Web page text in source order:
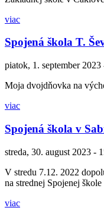
viac
Spojená škola T.
piatok, 1. september 2023
Moja dvojdňovka na
viac
Spojená škola v
streda, 30. august 2023 -
V stredu 7.12. 2022
na strednej Spojenej
viac